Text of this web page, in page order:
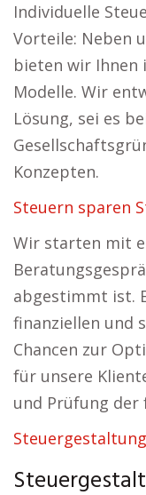
Individuelle
Vorteile: Neben
bieten wir Ihnen
Modelle. Wir
Lösung, sei es
Konzepten.
Steuern sparen
Wir starten mit
abgestimmt ist.
finanziellen und
Chancen zur
für unsere
und Prüfung der